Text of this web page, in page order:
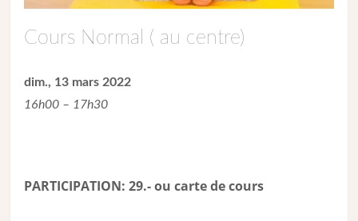
Cours Normal ( au centre)
dim., 13 mars 2022
16h00 – 17h30
PARTICIPATION: 29.- ou carte de cours